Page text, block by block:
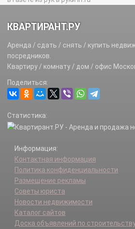
КВАРТИРАНТ.РУ
Аренда / сдать / снять / купить
посредников.
Квартиру / комнату / дом / офис
Поделиться:
Статистика:
Информация:
Контактная информация
Политика конфиденциальности
Размещение рекламы
Советы юриста
Новости недвижимости
Каталог сайтов
Доска объявлений по